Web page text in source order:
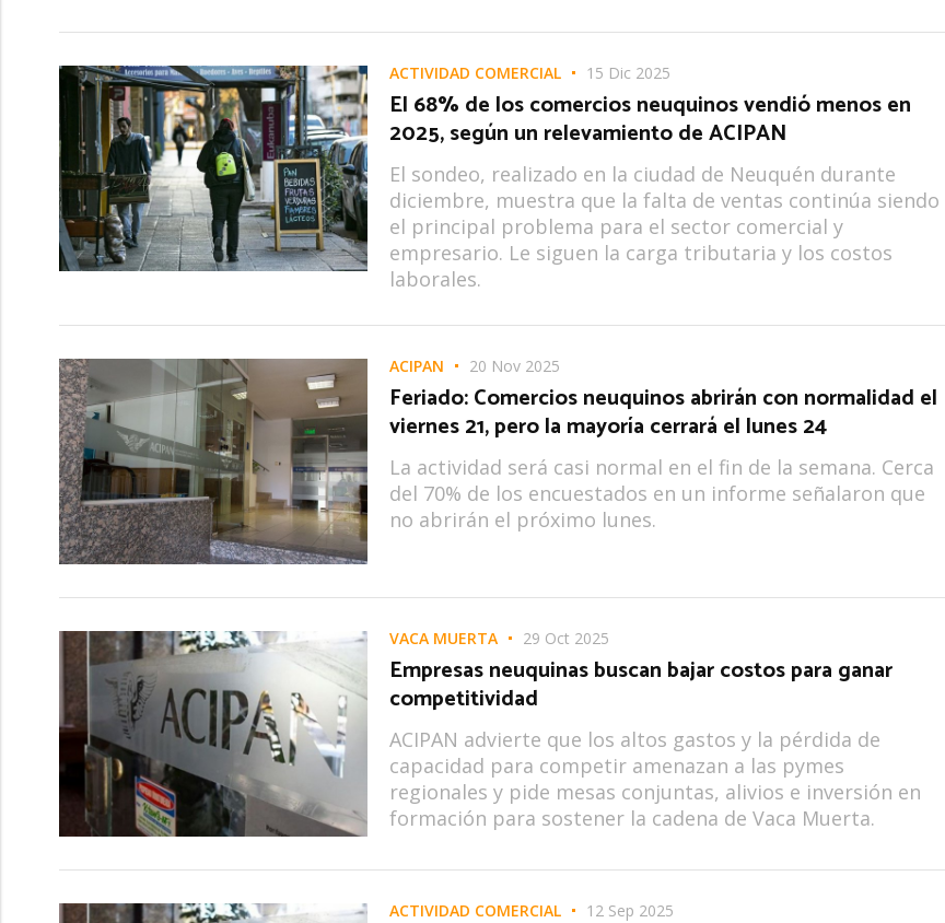
ACTIVIDAD COMERCIAL 15 Dic 2025
El 68% de los comercios neuquinos vendió menos en
2025, según un relevamiento de ACIPAN
El sondeo, realizado en la ciudad de Neuquén durante
diciembre, muestra que la falta de ventas continúa siendo
el principal problema para el sector comercial y
empresario. Le siguen la carga tributaria y los costos
laborales.
ACIPAN 20 Nov 2025
Feriado: Comercios neuquinos abrirán con normalidad el
viernes 21, pero la mayoría cerrará el lunes 24
La actividad será casi normal en el fin de la semana. Cerca
del 70% de los encuestados en un informe señalaron que
no abrirán el próximo lunes.
VACA MUERTA 29 Oct 2025
Empresas neuquinas buscan bajar costos para ganar
competitividad
ACIPAN advierte que los altos gastos y la pérdida de
capacidad para competir amenazan a las pymes
regionales y pide mesas conjuntas, alivios e inversión en
formación para sostener la cadena de Vaca Muerta.
ACTIVIDAD COMERCIAL 12 Sep 2025